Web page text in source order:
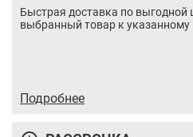
Быстрая доставка по выгодной
выбранный товар к указанному
Подробнее
Цена:8.26 / шт
Брусок
В корзину Купить в 1 клик